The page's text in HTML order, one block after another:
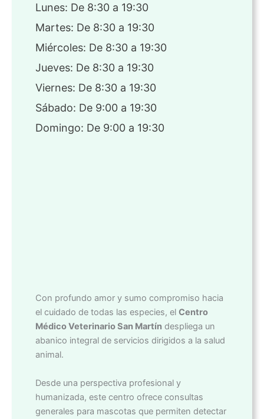
Lunes: De 8:30 a 19:30
Martes: De 8:30 a 19:30
Miércoles: De 8:30 a 19:30
Jueves: De 8:30 a 19:30
Viernes: De 8:30 a 19:30
Sábado: De 9:00 a 19:30
Domingo: De 9:00 a 19:30
Con profundo amor y sumo compromiso hacia
el cuidado de todas las especies, el Centro
Médico Veterinario San Martín despliega un
abanico integral de servicios dirigidos a la salud
animal.
Desde una perspectiva profesional y
humanizada, este centro ofrece consultas
generales para mascotas que permiten detectar